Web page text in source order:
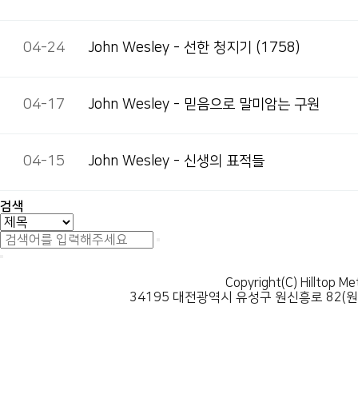
04-24 John Wesley - 선한 청지기 (1758)
04-17 John Wesley - 믿음으로 말미암는 구원
04-15 John Wesley - 신생의 표적들
검색
Copyright(C) Hilltop
34195 대전광역시 유성구 원신흥로